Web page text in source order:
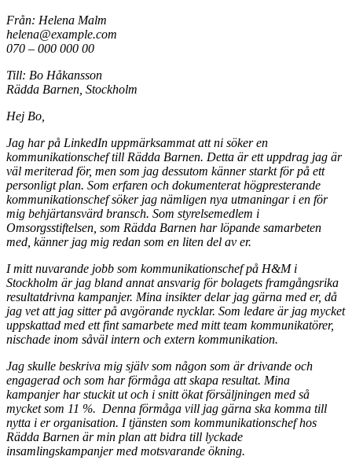
Från: Helena Malm
helena@example.com
070 – 000 000 00
Till: Bo Håkansson
Rädda Barnen, Stockholm
Hej Bo,
Jag har på LinkedIn uppmärksammat att ni söker en
kommunikationschef till Rädda Barnen. Detta är ett uppdrag jag är
väl meriterad för, men som jag dessutom känner starkt för på ett
personligt plan. Som erfaren och dokumenterat högpresterande
kommunikationschef söker jag nämligen nya utmaningar i en för
mig behjärtansvärd bransch. Som styrelsemedlem i
Omsorgsstiftelsen, som Rädda Barnen har löpande samarbeten
med, känner jag mig redan som en liten del av er.
I mitt nuvarande jobb som kommunikationschef på H&M i
Stockholm är jag bland annat ansvarig för bolagets framgångsrika
resultatdrivna kampanjer. Mina insikter delar jag gärna med er, då
jag vet att jag sitter på avgörande nycklar. Som ledare är jag mycket
uppskattad med ett fint samarbete med mitt team kommunikatörer,
nischade inom såväl intern och extern kommunikation.
Jag skulle beskriva mig själv som någon som är drivande och
engagerad och som har förmåga att skapa resultat. Mina
kampanjer har stuckit ut och i snitt ökat försäljningen med så
mycket som 11 %. Denna förmåga vill jag gärna ska komma till
nytta i er organisation. I tjänsten som kommunikationschef hos
Rädda Barnen är min plan att bidra till lyckade
insamlingskampanjer med motsvarande ökning.